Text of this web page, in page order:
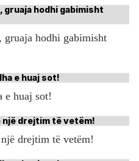
hodhi gabimisht
e huaj sot!
drejtim të vetëm!